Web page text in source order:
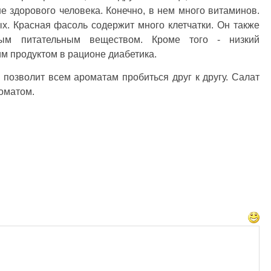
человека. Конечно, в нем много витаминов.
Красная фасоль содержит много клетчатки. Он также
питательным веществом. Кроме того - низкий
продуктом в рационе диабетика.
всем ароматам пробиться друг к другу. Салат